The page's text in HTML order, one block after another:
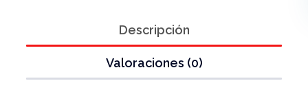
Descripción
Valoraciones (0)